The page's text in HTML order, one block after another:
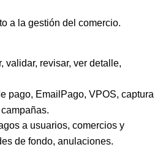
a la gestión del comercio.
validar, revisar, ver detalle,
pago, EmailPago, VPOS, captura
a usuarios, comercios y
de fondo, anulaciones.